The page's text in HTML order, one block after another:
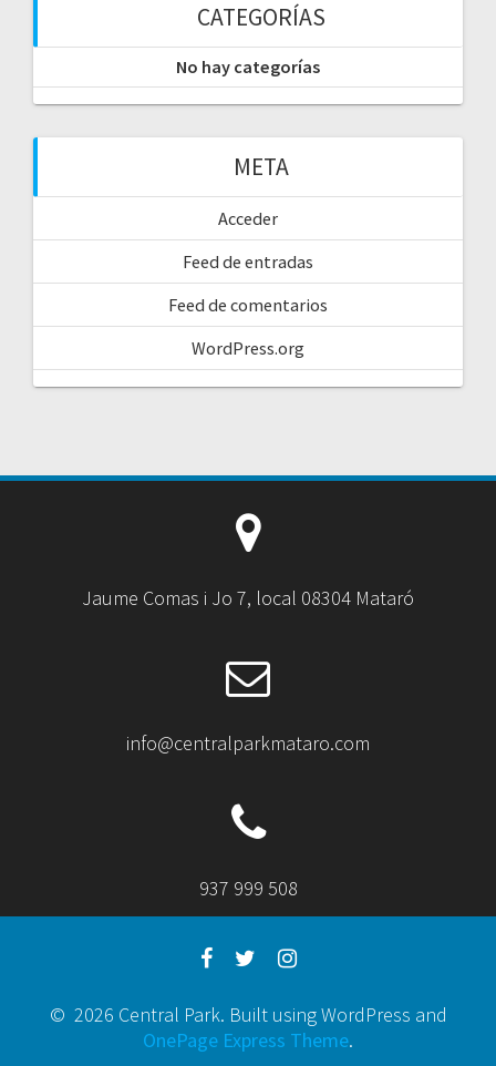
CATEGORÍAS
No hay categorías
META
Acceder
Feed de entradas
Feed de comentarios
WordPress.org
Jaume Comas i Jo 7, local 08304 Mataró
info@centralparkmataro.com
937 999 508
© 2026 Central Park. Built using WordPress and
OnePage Express Theme.